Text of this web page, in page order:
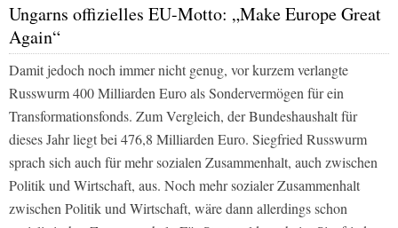
Ungarns offizielles EU-Motto: „Make Europe Great
Again“
Damit jedoch noch immer nicht genug, vor kurzem verlangte
Russwurm 400 Milliarden Euro als Sondervermögen für ein
Transformationsfonds. Zum Vergleich, der Bundeshaushalt für
dieses Jahr liegt bei 476,8 Milliarden Euro. Siegfried Russwurm
sprach sich auch für mehr sozialen Zusammenhalt, auch zwischen
Politik und Wirtschaft, aus. Noch mehr sozialer Zusammenhalt
zwischen Politik und Wirtschaft, wäre dann allerdings schon